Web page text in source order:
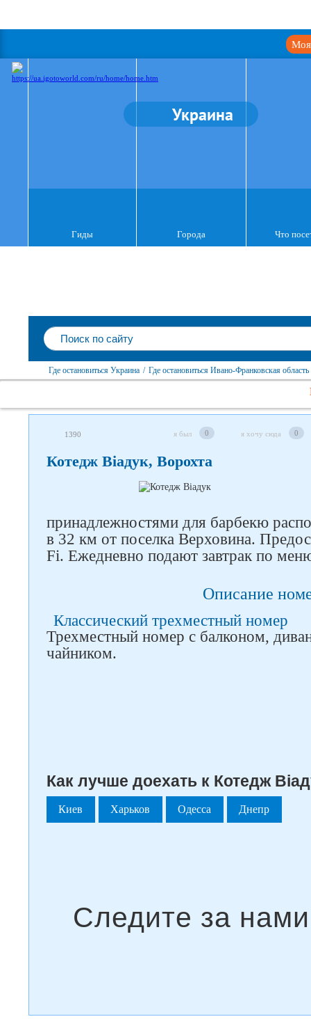
Моя
Украина
Гиды Города Что
Где остановиться Украина / Где остановиться Ивано-Франковская область
1390 я был 0 я хочу сюда 0
Котедж Віадук, Ворохта
принадлежностями для барбекю
в 32 км от поселка Верховина.
Fi. Ежедневно подают завтрак по
Описание
Классический трехместный номер
Трехместный номер с балконом,
чайником.
Как лучше доехать к Котедж
Киев Харьков Одесса Днепр